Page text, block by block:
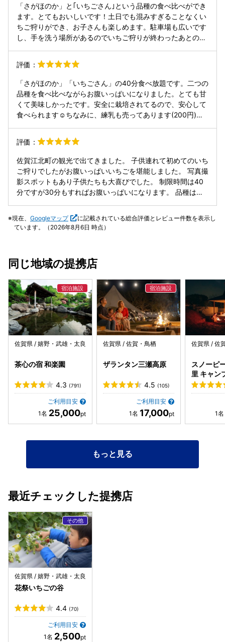
「さがほのか」と｢いちごさん｣という品種の食べ比べができ
ます。とてもおいしいです！土日でも混みすぎることなくい
ちご狩りができ、お子さんも楽しめます。駐車場も広いです
し、手を洗う場所があるのでいちご狩りが終わったあとのべ
ず暑く、うちわなどを持っていく方がいいかもしれません。
評価：
「さがほのか」「いちごさん」の40分食べ放題です。二つの
品種を食べ比べながらお腹いっぱいになりました。とても甘
くて美味しかったです。安全に栽培されてるので、安心して
食べられます☺️ちなみに、練乳も売ってあります(200円)。
苦になりません。トイレは、駐車場に簡易トイレがありま
す。また、駐車場には、無人販売もありました。きれいなイ
チゴが並んでます☺️
評価：
佐賀江北町の観光で出てきました。 子供連れて初めてのいち
ご狩りでしたがお腹いっぱいいちごを堪能しました。 写真撮
影スポットもあり子供たちも大喜びでした。 制限時間は40
分ですが30分もすればお腹いっぱいになります。 品種はさ
があれば行きたいです。
現在、 Googleマップ
に記載されている総合評価とレビュー件数を表示し
ています。（2026年8月6日 時点）
同じ地域の提携店
佐賀県 / 嬉野・武雄・太良
茶心の宿 和楽園
4.3 (791)
ご利用目安
25,000
佐賀県 / 佐賀・鳥栖
ザランタン三瀬高原
4.5 (105)
ご利用目安
17,000
佐賀県 / 佐
スノーピ
里 キャン
ド＆ヴィ
もっと見る
最近チェックした提携店
佐賀県 / 嬉野・武雄・太良
花祭いちごの谷
4.4 (70)
ご利用目安
2,500